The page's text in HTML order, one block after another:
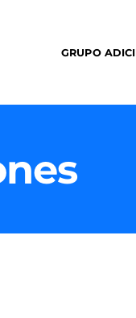
GRUPO ADICI